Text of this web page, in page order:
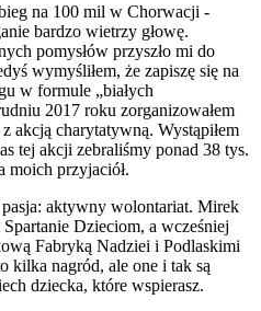
na 100 mil w Chorwacji -
bardzo wietrzy głowę.
pomysłów przyszło mi do
wymyśliłem, że zapiszę się na
w formule „białych
2017 roku zorganizowałem
z akcją charytatywną. Wystąpiłem
tej akcji zebraliśmy ponad 38 tys.
moich przyjaciół.
aktywny wolontariat. Mirek
Dzieciom, a wcześniej
Fabryką Nadziei i Podlaskimi
kilka nagród, ale one i tak są
dziecka, które wspierasz.